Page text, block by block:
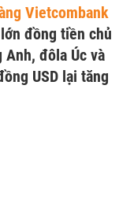
Vietcombank
đồng tiền chủ
đôla Úc và
USD lại tăng